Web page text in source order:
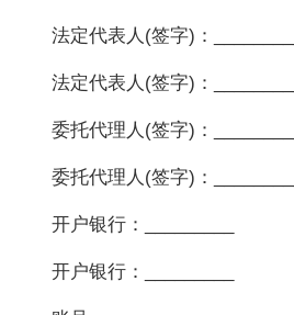
法定代表人(签字)：_________
法定代表人(签字)：_________
委托代理人(签字)：_________
委托代理人(签字)：_________
开户银行：_________
开户银行：_________